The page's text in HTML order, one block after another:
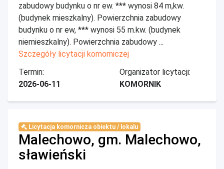
zabudowy budynku o nr ew. *** wynosi 84 m,kw.
(budynek mieszkalny). Powierzchnia zabudowy
budynku o nr ew, *** wynosi 55 m.kw. (budynek
niemieszkalny). Powierzchnia zabudowy ...
Szczegóły licytacji komorniczej
Termin:
2026-06-11
Organizator licytacji:
KOMORNIK
Licytacja komornicza obiektu / lokalu
Malechowo, gm. Malechowo,
sławieński